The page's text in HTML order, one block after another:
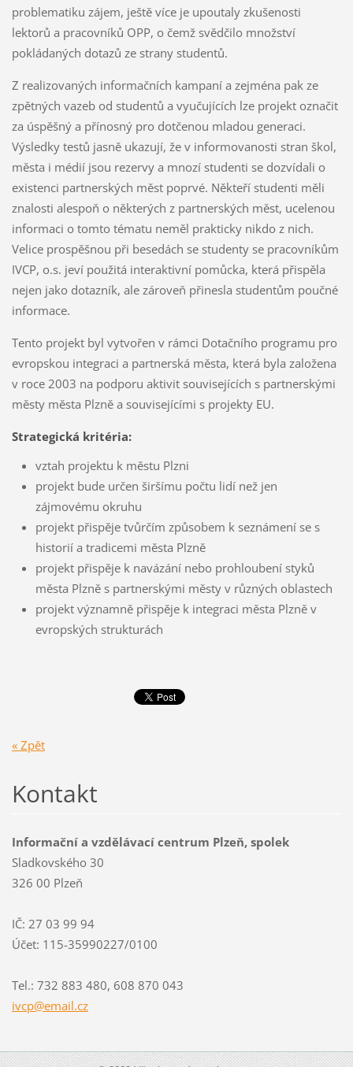
problematiku zájem, ještě více je upoutaly zkušenosti
lektorů a pracovníků OPP, o čemž svědčilo množství
pokládaných dotazů ze strany studentů.
Z realizovaných informačních kampaní a zejména pak ze
zpětných vazeb od studentů a vyučujících lze projekt označit
za úspěšný a přínosný pro dotčenou mladou generaci.
Výsledky testů jasně ukazují, že v informovanosti stran škol,
města i médií jsou rezervy a mnozí studenti se dozvídali o
existenci partnerských měst poprvé. Někteří studenti měli
znalosti alespoň o některých z partnerských měst, ucelenou
informaci o tomto tématu neměl prakticky nikdo z nich.
Velice prospěšnou při besedách se studenty se pracovníkům
IVCP, o.s. jeví použitá interaktivní pomůcka, která přispěla
nejen jako dotazník, ale zároveň přinesla studentům poučné
informace.
Tento projekt byl vytvořen v rámci Dotačního programu pro
evropskou integraci a partnerská města, která byla založena
v roce 2003 na podporu aktivit souvisejících s partnerskými
městy města Plzně a souvisejícími s projekty EU.
Strategická kritéria:
vztah projektu k městu Plzni
projekt bude určen širšímu počtu lidí než jen
zájmovému okruhu
projekt přispěje tvůrčím způsobem k seznámení se s
historií a tradicemi města Plzně
projekt přispěje k navázání nebo prohloubení styků
města Plzně s partnerskými městy v různých oblastech
projekt významně přispěje k integraci města Plzně v
evropských strukturách
« Zpět
Kontakt
Informační a vzdělávací centrum Plzeň, spolek
Sladkovského 30
326 00 Plzeň
IČ: 27 03 99 94
Účet: 115-35990227/0100
Tel.: 732 883 480, 608 870 043
ivcp@email.cz